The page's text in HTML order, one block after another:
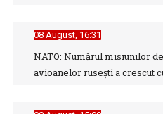
08 August, 16:31
NATO: Numărul misiunilor
avioanelor ruseşti a crescut